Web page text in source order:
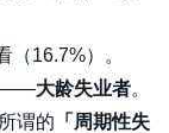
16.7%）。
——大龄失业者。
谓的 「周期性失